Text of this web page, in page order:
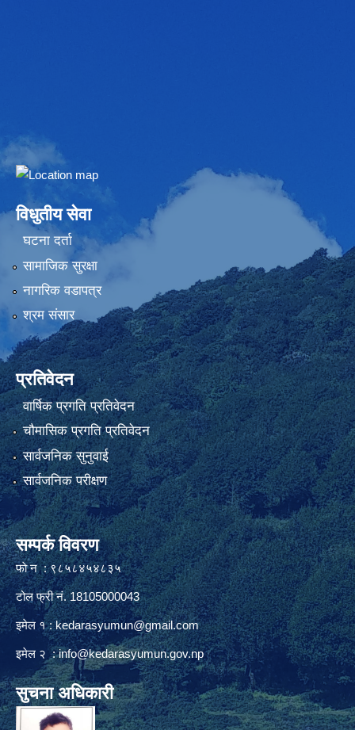
Embed Google Map
विधुतीय सेवा
घटना दर्ता
सामाजिक सुरक्षा
नागरिक वडापत्र
श्रम संसार
प्रतिवेदन
वार्षिक प्रगति प्रतिवेदन
चौमासिक प्रगति प्रतिवेदन
सार्वजनिक सुनुवाई
सार्वजनिक परीक्षण
सम्पर्क विवरण
फाे न : ९८५८४५४८३५
टोल फ्री नं. 18105000043
इमेल १ :kedarasyumun@gmail.com
इमेल २ :info@kedarasyumun.gov.np
सुचना अधिकारी